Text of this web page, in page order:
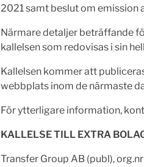
2021 samt beslut om emission
Närmare detaljer beträffande
kallelsen som redovisas i sin
Kallelsen kommer att
webbplats inom de närmaste
För ytterligare information,
KALLELSE TILL EXTRA
Transfer Group AB (publ),